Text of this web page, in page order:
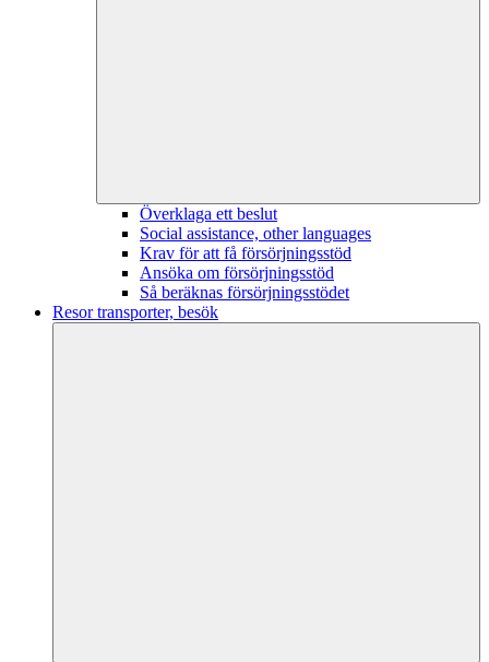
Överklaga ett beslut
Social assistance, other languages
Krav för att få försörjningsstöd
Ansöka om försörjningsstöd
Så beräknas försörjningsstödet
Resor transporter, besök